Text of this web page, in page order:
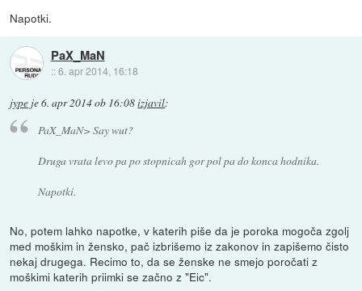
Napotki.
PaX_MaN
::6. apr 2014, 16:18
jype je6. apr 2014 ob 16:08izjavil:
PaX_MaN> Say wut?
Druga vrata levo pa po stopnicah gor pol pa do konca hodnika.
Napotki.
No, potem lahko napotke, v katerih piše da je poroka mogoča zgolj
med moškim in žensko, pač izbrišemo iz zakonov in zapišemo čisto
nekaj drugega. Recimo to, da se ženske ne smejo poročati z
moškimi katerih priimki se začno z "Eic".